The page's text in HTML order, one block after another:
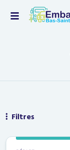
Filtres